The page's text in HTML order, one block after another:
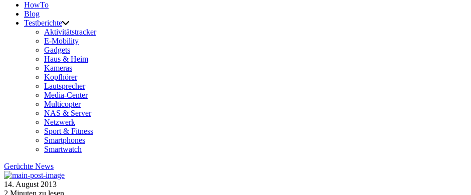
HowTo
Blog
Testberichte
Aktivitätstracker
E-Mobility
Gadgets
Haus & Heim
Kameras
Kopfhörer
Lautsprecher
Media-Center
Multicopter
NAS & Server
Netzwerk
Sport & Fitness
Smartphones
Smartwatch
Gerüchte News
14. August 2013
2 Minuten zu lesen